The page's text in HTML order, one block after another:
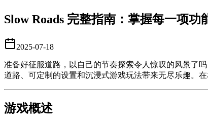
Slow Roads 完整指南：掌握每一项功
2025-07-18
准备好征服道路，以自己的节奏探索令人惊叹的风景了吗
道路、可定制的设置和沉浸式游戏玩法带来无尽乐趣。
游戏概述